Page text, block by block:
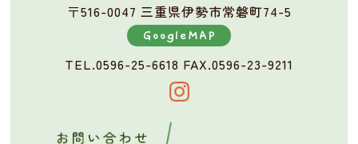
〒516-0047 三重県伊勢市常磐町74-5
GoogleMAP
TEL.0596-25-6618 FAX.0596-23-9211